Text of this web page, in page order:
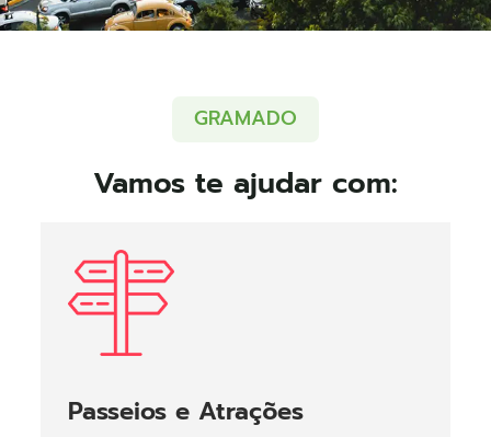
GRAMADO
Vamos te ajudar com:
Passeios e Atrações